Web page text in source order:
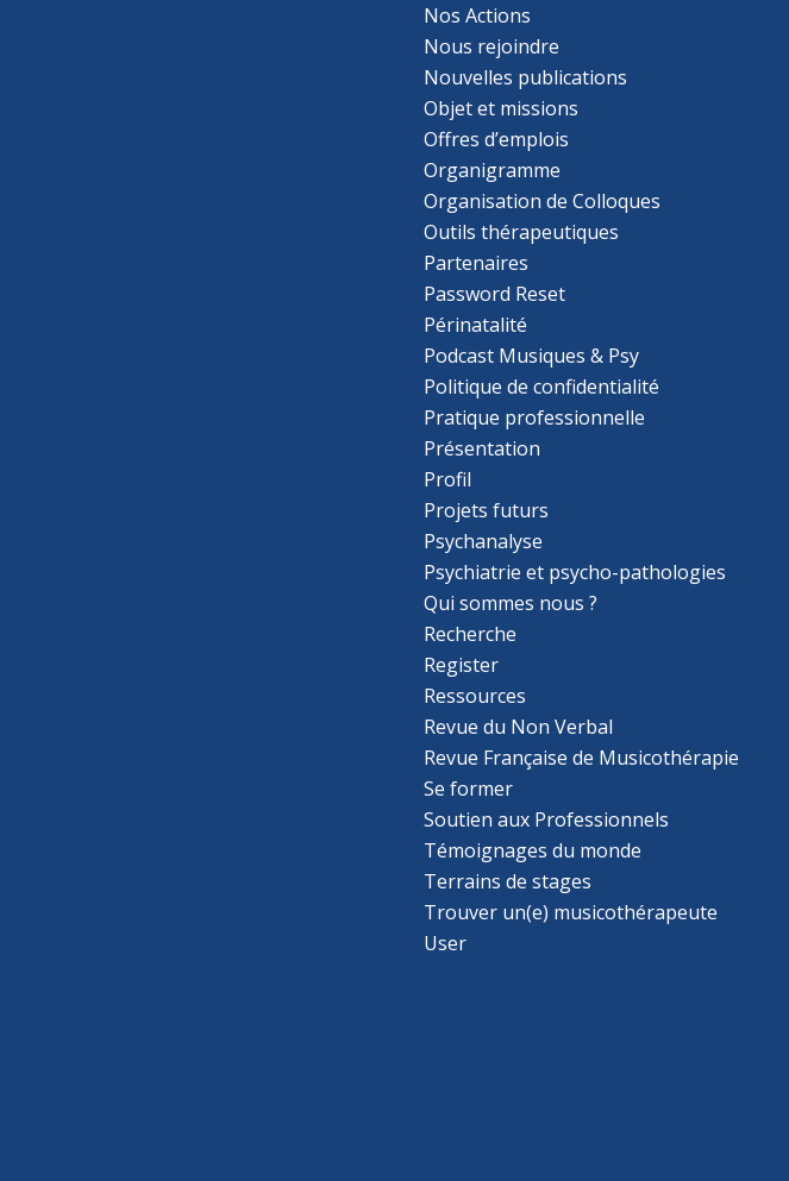
Nos Actions
Nous rejoindre
Nouvelles publications
Objet et missions
Offres d’emplois
Organigramme
Organisation de Colloques
Outils thérapeutiques
Partenaires
Password Reset
Périnatalité
Podcast Musiques & Psy
Politique de confidentialité
Pratique professionnelle
Présentation
Profil
Projets futurs
Psychanalyse
Psychiatrie et psycho-pathologies
Qui sommes nous ?
Recherche
Register
Ressources
Revue du Non Verbal
Revue Française de Musicothérapie
Se former
Soutien aux Professionnels
Témoignages du monde
Terrains de stages
Trouver un(e) musicothérapeute
User